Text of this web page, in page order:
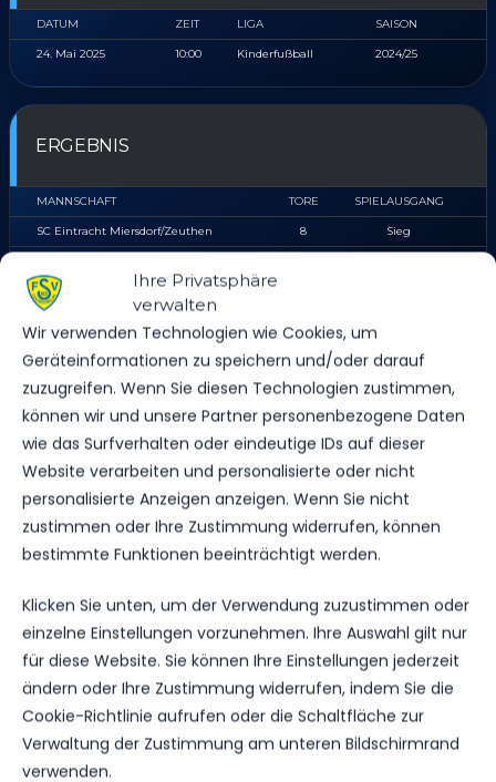
Ihre Privatsphäre
verwalten
Wir verwenden Technologien wie Cookies, um
Geräteinformationen zu speichern und/oder darauf
zuzugreifen. Wenn Sie diesen Technologien zustimmen,
können wir und unsere Partner personenbezogene Daten
wie das Surfverhalten oder eindeutige IDs auf dieser
Website verarbeiten und personalisierte oder nicht
personalisierte Anzeigen anzeigen. Wenn Sie nicht
zustimmen oder Ihre Zustimmung widerrufen, können
bestimmte Funktionen beeinträchtigt werden.
Klicken Sie unten, um der Verwendung zuzustimmen oder
einzelne Einstellungen vorzunehmen. Ihre Auswahl gilt nur
für diese Website. Sie können Ihre Einstellungen jederzeit
ändern oder Ihre Zustimmung widerrufen, indem Sie die
Cookie-Richtlinie aufrufen oder die Schaltfläche zur
Verwaltung der Zustimmung am unteren Bildschirmrand
verwenden.
DATUM ZEIT LIGA SAISON
24. Mai 2025 10:00 Kinderfußball 2024/25
ERGEBNIS
MANNSCHAFT TORE SPIELAUSGANG
SC Eintracht Miersdorf/​Zeuthen 8 Sieg
DATUM BEGEGNUNG ERGEBNIS
SA.., 29.
MÄRZ
2025
10:00
Uhr
SC
Eintracht
Miersdorf/​
Zeuthen
vs. FSV 63
Luckenwalde
E2-Jugend
6:4 Kinderfußball
SA.., 05.
OKT.
2024
10:00
Uhr
Eintracht
Miersdorf/​
Zeuthen
vs. FSV 63
E2-Jugend
5:3 Kinderfußball
SA.., 21.
FSV 63